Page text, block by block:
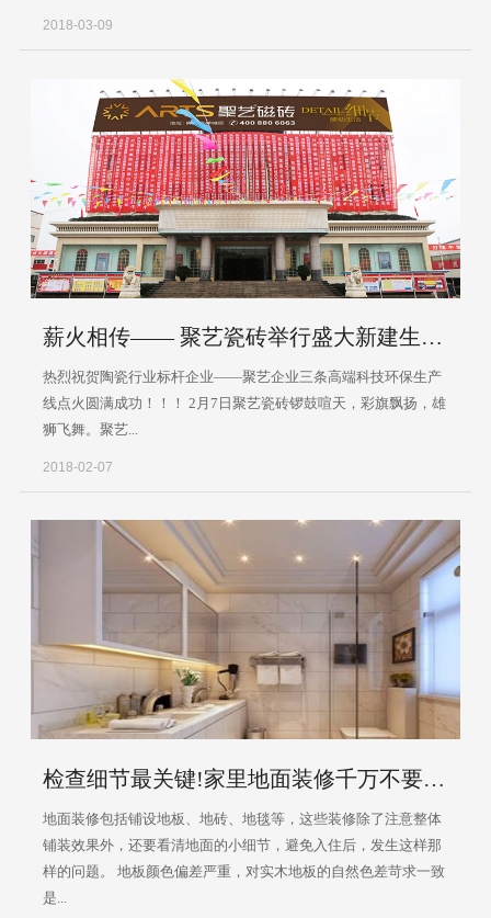
2018-03-09
薪火相传—— 聚艺瓷砖举行盛大新建生产线点火仪式！！！
热烈祝贺陶瓷行业标杆企业——聚艺企业三条高端科技环保生产
线点火圆满成功！！！ 2月7日聚艺瓷砖锣鼓喧天，彩旗飘扬，雄
狮飞舞。聚艺...
2018-02-07
检查细节最关键!家里地面装修千万不要忽视这些
地面装修包括铺设地板、地砖、地毯等，这些装修除了注意整体
铺装效果外，还要看清地面的小细节，避免入住后，发生这样那
样的问题。 地板颜色偏差严重，对实木地板的自然色差苛求一致
是...